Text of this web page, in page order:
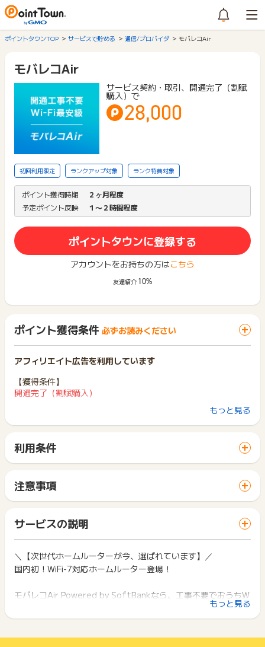
ポイントタウンTOP サービスで貯める 通信/プロバイダ モバレコAir
モバレコAir
サービス契約・取引、開通完了（割賦
購入）で
28,000
初回利用限定 ランクアップ対象 ランク特典対象
ポイント獲得時期
２ヶ月程度
予定ポイント反映
１〜２時間程度
ポイントタウンに登録する
アカウントをお持ちの方はこちら
友達紹介 10%
ポイント獲得条件 必ずお読みください
アフィリエイト広告を利用しています
【獲得条件】
開通完了（割賦購入）
・レンタル申し込みの場合
・クレジットカード以外で契約された方（クレカのみ対象）
・いたずら、重複、支払情報の不備
・提供エリア外からのお申し込み
・他広告経由での申込 (最終クリックが他広告の場合)
・リスティング違反の場合
・当広告主を利用したことがある方
・解約後の再開通
・発生日から60日以上経過しても開通してない場合
・広告サイト内の「ご利用エリアを確認」および「電話で相
談」からお問い合わせした場合
・本キャンペーンページ以外からのお申込み
・初期契約解除（8日間キャンセル）を行った場合は対象外
※ポイントに関するお問い合わせは、ポイントタウンサポートま
ポイントについて、広告主に直接お問い合わせをした場合、ポ
もっと見る
利用条件
サイトに移動してからお申し込みやお買い物が完了するまでの
間に、同じブラウザ（※）で他のサイトに移動した場合はポイン
ト獲得ができません。
「 サイトへ行ってポイントGET 」ボタンを押した時とサービ
ス・お買い物利用時で、デバイス・ブラウザが異なる場合はポ
イント獲得ができません。
2回以上同じお買い物・サービスをご利用される場合は、毎回
ポイントタウンに戻り、「 サイトへ行ってポイントGET 」ボ
下記の事項に該当する場合、広告主側で対象外とみなし、「獲
い物を複数回ご利用された場合
注意事項
一部のサービスにつきましては、1商品につき10円単位の金額
は切り捨てとなります。
ポイント獲得が1ポイント未満のものは切り捨てとなり、ポイ
ント履歴には記載されません。
原則として広告主側のポイント等を利用して支払われた金額分
につきましては、ポイントタウンのポイント獲得の対象には含
広告主が運営しているサービスの都合もしくは会員様の都合で
商品の交換や一部でもキャンセルされた場合、ポイントが無効
になる可能性もございます。
サービスの説明
＼【次世代ホームルーターが今、選ばれています】／
国内初！WiFi-7対応ホームルーター登場！
モバレコAir Powered by SoftBankなら、工事不要でおうちW
これまで20代以上の方々から長くご支持いただいている、信頼
もっと見る